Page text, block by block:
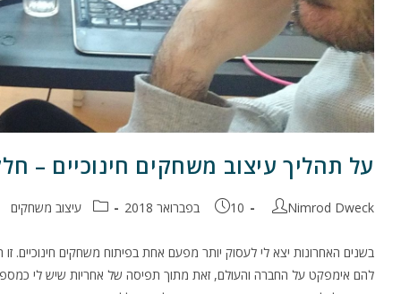
על תהליך עיצוב משחקים חינוכיים –
מחבר:
Nimrod Dweck פורסם:
10 בפברואר 2018 קטגוריה:עיצוב משחקים
בשנים האחרונות יצא לי לעסוק יותר מפעם אחת בפיתוח משחקים חינוכיים.
להם אימפקט על החברה והעולם, זאת מתוך תפיסה של אחריות שיש לי